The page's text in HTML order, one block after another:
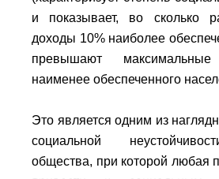
и показывает, во сколько
доходы 10% наиболее
превышают
наименее обеспеченного
Это является одним из
социальной
общества, при которой любая